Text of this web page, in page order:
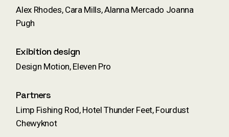
Alex Rhodes, Cara Mills, Alanna Mercado Joanna
Pugh
Exibition design
Design Motion, Eleven Pro
Partners
Limp Fishing Rod, Hotel Thunder Feet, Fourdust
Chewyknot